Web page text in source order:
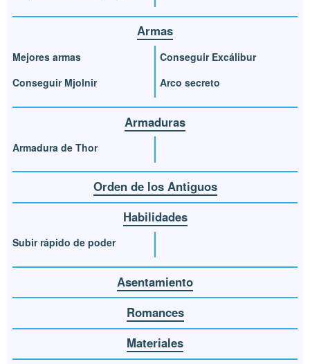
Armas
Mejores armas
Conseguir Mjolnir
Conseguir Excálibur
Arco secreto
Armaduras
Armadura de Thor
Orden de los Antiguos
Habilidades
Subir rápido de poder
Asentamiento
Romances
Materiales